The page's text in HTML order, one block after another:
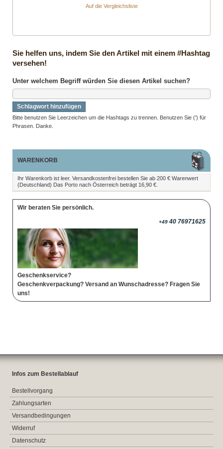
Auf die Vergleichsliste
Sie helfen uns, indem Sie den Artikel mit einem #Hashtag
versehen!
Unter welchem Begriff würden Sie diesen Artikel suchen?
Schlagwort hinzufügen
Bitte benutzen Sie Leerzeichen um die Hashtags zu trennen. Benutzen Sie (') für
Phrasen. Danke.
WARENKORB
Ihr Warenkorb ist leer. Versandkostenfrei bestellen Sie ab 200 € Warenwert
(Deutschland) Das Porto nach Österreich beträgt 16,90 €.
Wir beraten Sie persönlich.
+49 40 76971625
Geschenkservice?
Geschenkverpackung? Versand an Wunschadresse? Fragen Sie
uns!
Infos zum Bestellablauf
Bestellvorgang
Zahlungsarten
Versandbedingungen
Widerruf
Datenschutz